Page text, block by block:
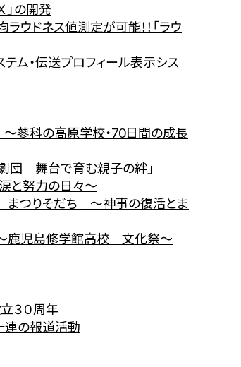
の開発
ドネス値測定が可能！！「ラウ
・伝送プロフィール表示シス
蓼科の高原学校・70日間の成長
団 舞台で育む親子の絆」
と努力の日々～
つりそだち ～神事の復活とま
児島修学館高校 文化祭～
３０周年
の報道活動